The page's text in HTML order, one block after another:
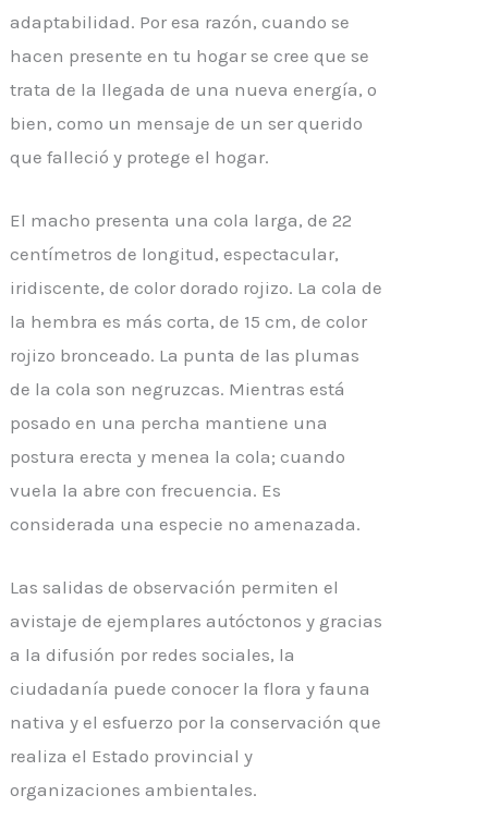
adaptabilidad. Por esa razón, cuando se
hacen presente en tu hogar se cree que se
trata de la llegada de una nueva energía, o
bien, como un mensaje de un ser querido
que falleció y protege el hogar.
El macho presenta una cola larga, de 22
centímetros de longitud, espectacular,
iridiscente, de color dorado rojizo. La cola de
la hembra es más corta, de 15 cm, de color
rojizo bronceado. La punta de las plumas
de la cola son negruzcas. Mientras está
posado en una percha mantiene una
postura erecta y menea la cola; cuando
vuela la abre con frecuencia. Es
considerada una especie no amenazada.
Las salidas de observación permiten el
avistaje de ejemplares autóctonos y gracias
a la difusión por redes sociales, la
ciudadanía puede conocer la flora y fauna
nativa y el esfuerzo por la conservación que
realiza el Estado provincial y
organizaciones ambientales.